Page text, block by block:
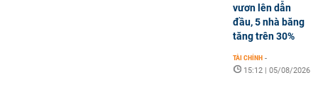
vươn lên dẫn
đầu, 5 nhà băng
tăng trên 30%
TÀI CHÍNH -
15:12 | 05/08/2026